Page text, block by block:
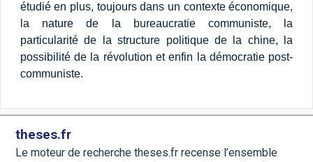
étudié en plus, toujours dans un contexte économique,
la nature de la bureaucratie communiste, la
particularité de la structure politique de la chine, la
possibilité de la révolution et enfin la démocratie post-
communiste.
theses.fr
Le moteur de recherche theses.fr recense l’ensemble